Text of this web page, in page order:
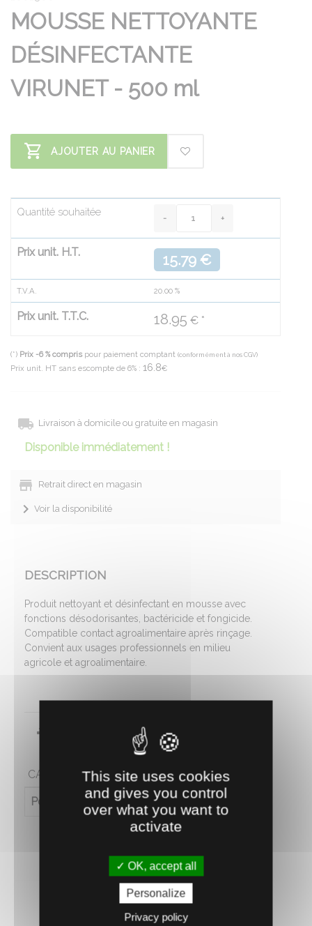
MOUSSE NETTOYANTE
DÉSINFECTANTE
VIRUNET - 500 ml
AJOUTER AU PANIER
Quantité souhaitée
Prix unit. H.T. 15.79 €
T.V.A. 20.00 %
Prix unit. T.T.C. 18.95 € *
(*) Prix -6 % compris pour paiement comptant (conformément à nos CGV)
Prix unit. HT sans escompte de 6% : 16.8€
Livraison à domicile ou gratuite en magasin
Disponible immédiatement !
Retrait direct en magasin
Voir la disponibilité
DESCRIPTION
Produit nettoyant et désinfectant en mousse avec
fonctions désodorisantes, bactéricide et fongicide.
Compatible contact agroalimentaire après rinçage.
Convient aux usages professionnels en milieu
agricole et agroalimentaire.
CARACTÉRISTIQUES
Poids (en kg) 0.5
This site uses cookies
and gives you control
over what you want to
activate
OK, accept all
Personalize
Privacy policy